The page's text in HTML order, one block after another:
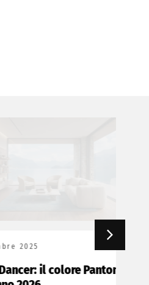
il colore Pantone